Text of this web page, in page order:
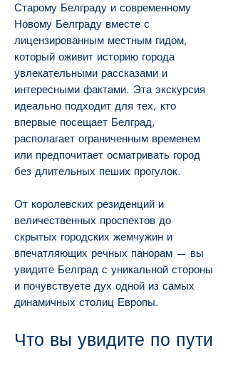
Старому Белграду и современному
Новому Белграду вместе с
лицензированным местным гидом,
который оживит историю города
увлекательными рассказами и
интересными фактами. Эта экскурсия
идеально подходит для тех, кто
впервые посещает Белград,
располагает ограниченным временем
или предпочитает осматривать город
без длительных пеших прогулок.
От королевских резиденций и
величественных проспектов до
скрытых городских жемчужин и
впечатляющих речных панорам — вы
увидите Белград с уникальной стороны
и почувствуете дух одной из самых
динамичных столиц Европы.
Что вы увидите по пути